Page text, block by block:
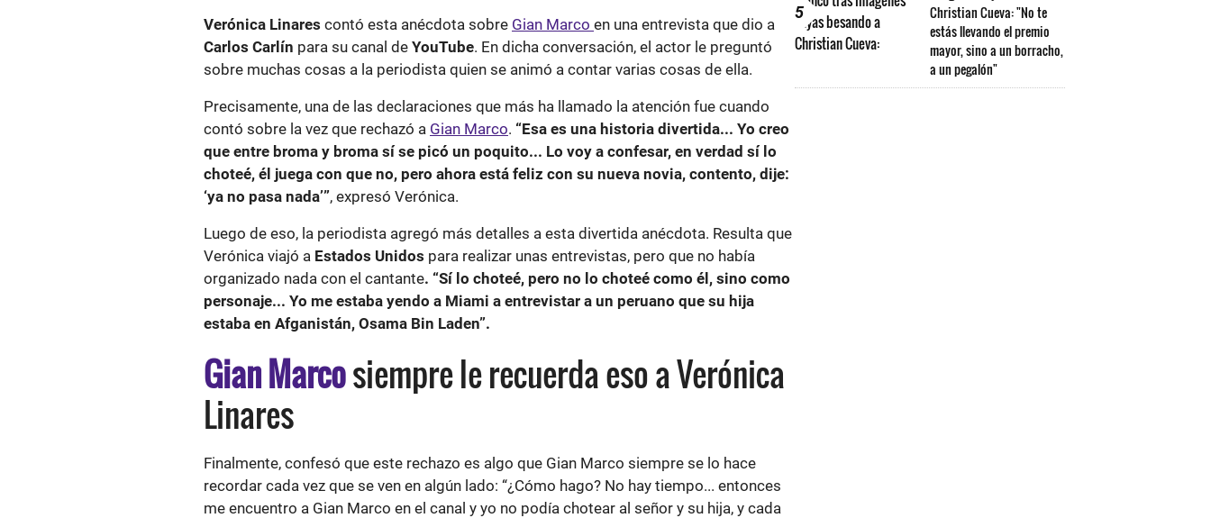
Verónica Linares contó esta anécdota sobre Gian Marco en una entrevista que dio a
Carlos Carlín para su canal de YouTube. En dicha conversación, el actor le preguntó
sobre muchas cosas a la periodista quien se animó a contar varias cosas de ella.
Precisamente, una de las declaraciones que más ha llamado la atención fue cuando
contó sobre la vez que rechazó a Gian Marco. “Esa es una historia divertida... Yo creo
que entre broma y broma sí se picó un poquito... Lo voy a confesar, en verdad sí lo
choteé, él juega con que no, pero ahora está feliz con su nueva novia, contento, dije:
‘ya no pasa nada’”, expresó Verónica.
Luego de eso, la periodista agregó más detalles a esta divertida anécdota. Resulta que
Verónica viajó a Estados Unidos para realizar unas entrevistas, pero que no había
organizado nada con el cantante. “Sí lo choteé, pero no lo choteé como él, sino como
personaje... Yo me estaba yendo a Miami a entrevistar a un peruano que su hija
estaba en Afganistán, Osama Bin Laden”.
Gian Marcosiempre le recuerda eso a Verónica
Linares
Finalmente, confesó que este rechazo es algo que Gian Marco siempre se lo hace
recordar cada vez que se ven en algún lado: “¿Cómo hago? No hay tiempo... entonces
me encuentro a Gian Marco en el canal y yo no podía chotear al señor y su hija, y cada
5
Christian Cueva: "No te
estás llevando el premio
mayor, sino a un borracho,
a un pegalón"